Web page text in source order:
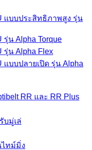
แบบประสิทธิภาพสูง รุ่น
น Alpha Torque
รุ่น Alpha Flex
บบปลายเปิด รุ่น Alpha
RR และ RR Plus
บมู่เล่
ทม์มิ่ง